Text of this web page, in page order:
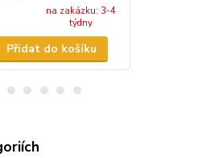
na zakázku: 3-4
týdny
Přidat do košíku